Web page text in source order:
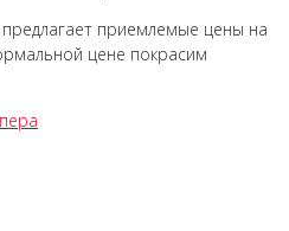
приемлемые цены на
цене покрасим